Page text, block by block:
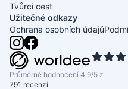
Tvůrci cest
Užitečné odkazy
Ochrana osobních údajů
Průměrné hodnocení 4.9/5 z
791 recenzí